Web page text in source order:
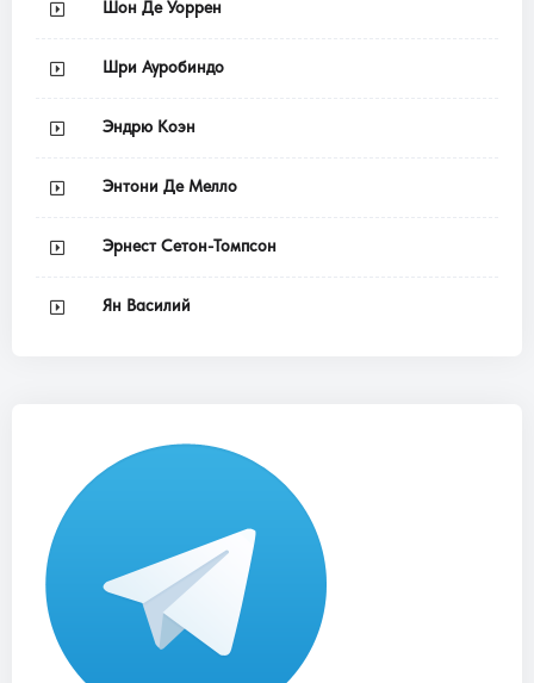
Шон Де Уоррен
Шри Ауробиндо
Эндрю Коэн
Энтони Де Мелло
Эрнест Сетон-Томпсон
Ян Василий